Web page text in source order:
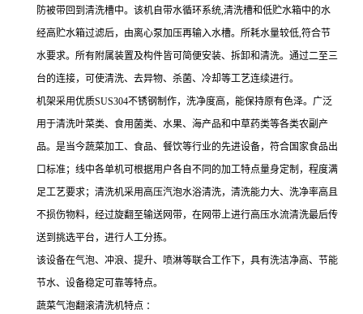
防被带回到清洗槽中。该机自带水循环系统,清洗槽和低贮水箱中的水
经高贮水箱过滤后，由离心泵加压再输入水槽。所耗水量较低,符合节
水要求。所有附属装置及构件皆可简便安装、拆卸和清洗。通过二至三
台的连接，可使清洗、去异物、杀菌、冷却等工艺连续进行。
机架采用优质SUS304不锈钢制作，洗净度高，能保持原有色泽。广泛
用于清洗叶菜类、食用菌类、水果、海产品和中草药类等各类农副产
品。是当今蔬菜加工、食品、餐饮等行业的先进设备，符合国家食品出
口标准；线中各单机可根据用户各自不同的加工特点量身定制，程度满
足工艺要求；清洗机采用高压汽泡水浴清洗，清洗能力大、洗净率高且
不损伤物料，经过旋翻至输送网带，在网带上进行高压水流清洗最后传
送到挑选平台，进行人工分拣。
该设备在气泡、冲浪、提升、喷淋等联合工作下，具有洗洁净高、节能
节水、设备稳定可靠等特点。
蔬菜气泡翻滚清洗机特点 ：